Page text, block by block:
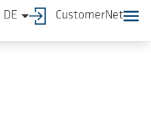
DE CustomerNet